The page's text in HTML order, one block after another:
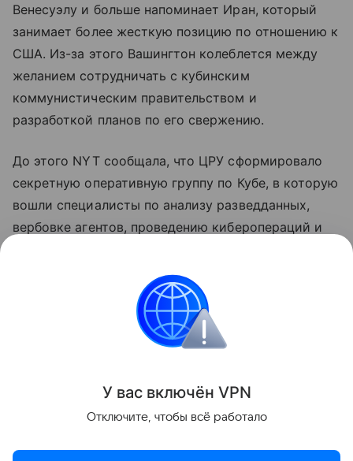
Венесуэлу и больше напоминает Иран, который
занимает более жесткую позицию по отношению к
США. Из-за этого Вашингтон колеблется между
желанием сотрудничать с кубинским
коммунистическим правительством и
разработкой планов по его свержению.
До этого NYT сообщала, что ЦРУ сформировало
секретную оперативную группу по Кубе, в которую
вошли специалисты по анализу разведданных,
вербовке агентов, проведению киберопераций и
раскола в политической элите Кубы и
способствовать приходу к власти политиков,
готовых учитывать требования американского
Поделиться
У вас включён VPN
Отключите, чтобы всё работало